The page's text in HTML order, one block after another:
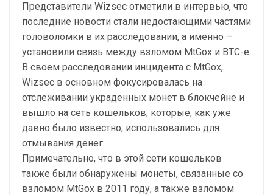
Представители Wizsec отметили в интервью, что
последние новости стали недостающими частями
головоломки в их расследовании, а именно –
установили связь между взломом MtGox и BTC-e.
В своем расследовании инцидента с MtGox,
Wizsec в основном фокусировалась на
отслеживании украденных монет в блокчейне и
вышло на сеть кошельков, которые, как уже
давно было известно, использовались для
отмывания денег.
Примечательно, что в этой сети кошельков
также были обнаружены монеты, связанные со
взломом MtGox в 2011 году, а также взломом